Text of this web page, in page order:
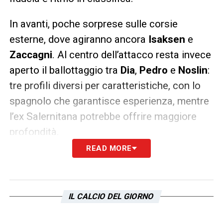
In avanti, poche sorprese sulle corsie
esterne, dove agiranno ancora Isaksen e
Zaccagni. Al centro dell’attacco resta invece
aperto il ballottaggio tra Dia, Pedro e Noslin:
tre profili diversi per caratteristiche, con lo
spagnolo che garantisce esperienza, mentre
l’ex Salernitana potrebbe offrire maggiore
profondità.
Dall’altra parte, ilCagliaridi Fabio Pisacane
compattezza e risultati grazie a un gruppo
READ MORE
IL CALCIO DEL GIORNO